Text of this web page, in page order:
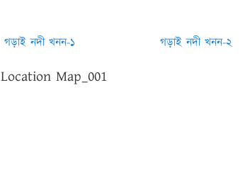
গড়াই নদী খনন-১ গড়াই নদী খনন-২
Location Map_001